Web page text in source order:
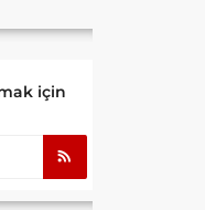
için